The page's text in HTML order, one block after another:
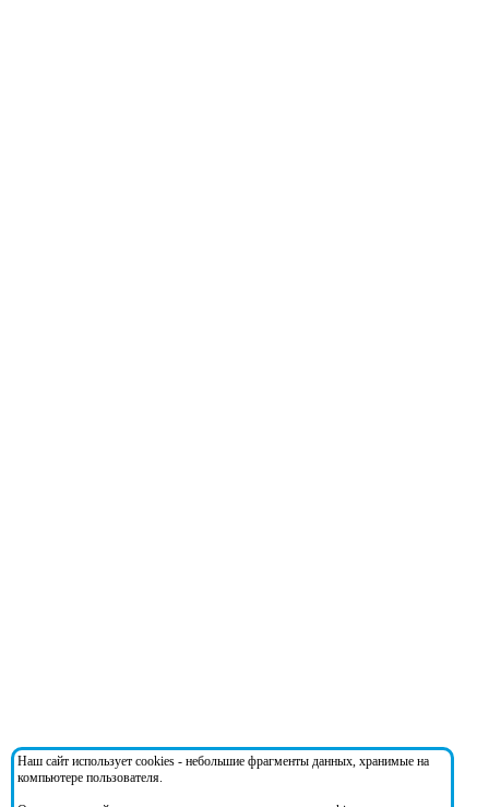
Наш сайт использует cookies - небольшие фрагменты данных, хранимые на
компьютере пользователя.